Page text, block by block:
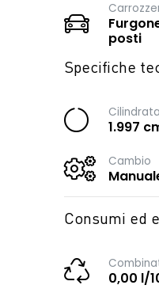
posti
Specifiche
Cilindrata
1.997
Cambio
Consumi ed
0,00 l/